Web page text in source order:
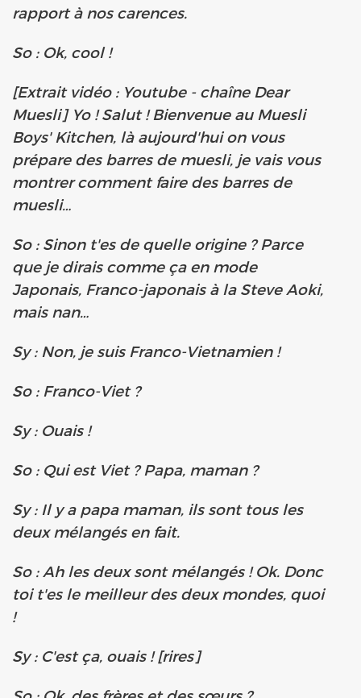
rapport à nos carences.
So : Ok, cool !
[Extrait vidéo : Youtube - chaîne Dear
Muesli] Yo ! Salut ! Bienvenue au Muesli
Boys' Kitchen, là aujourd'hui on vous
prépare des barres de muesli, je vais vous
montrer comment faire des barres de
muesli…
So : Sinon t'es de quelle origine ? Parce
que je dirais comme ça en mode
Japonais, Franco-japonais à la Steve Aoki,
mais nan…
Sy : Non, je suis Franco-Vietnamien !
So : Franco-Viet ?
Sy : Ouais !
So : Qui est Viet ? Papa, maman ?
Sy : Il y a papa maman, ils sont tous les
deux mélangés en fait.
So : Ah les deux sont mélangés ! Ok. Donc
toi t'es le meilleur des deux mondes, quoi
!
Sy : C'est ça, ouais ! [rires]